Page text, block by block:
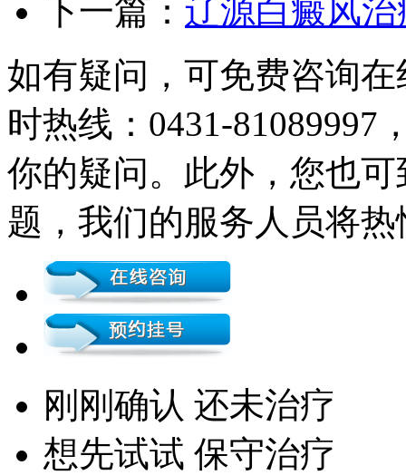
下一篇： 辽源白癜风
如有疑问，可免费咨询
时热线：0431-81089997
你的疑问。此外，您也
题，我们的服务人员将
刚刚确认 还未治疗
想先试试 保守治疗